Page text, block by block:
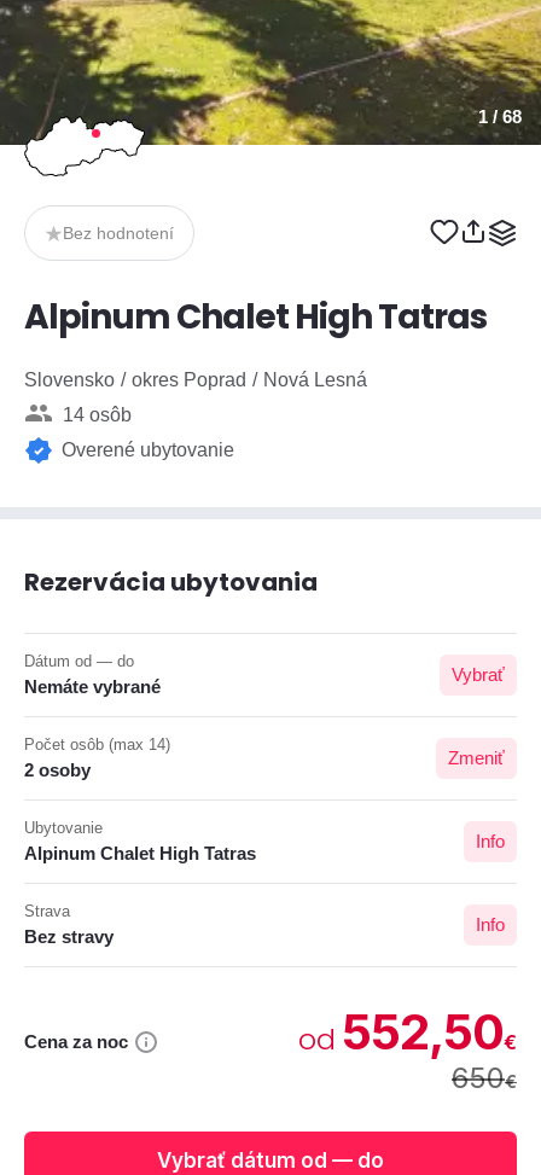
1 / 68
Bez hodnotení
Alpinum Chalet High Tatras
Slovensko okres Poprad
Nová Lesná
14 osôb
Overené ubytovanie
Rezervácia ubytovania
Dátum od — do
Nemáte vybrané
Vybrať
Počet osôb (max 14)
2 osoby
Zmeniť
Ubytovanie
Alpinum Chalet High Tatras
Info
Strava
Bez stravy
Info
Cena za noc od 552,50€
650€
Vybrať dátum od — do